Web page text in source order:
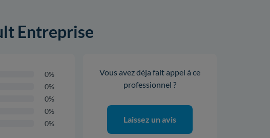
Entreprise
0%
0%
0%
0%
0%
Vous avez déja fait appel à ce
professionnel ?
Laissez un avis